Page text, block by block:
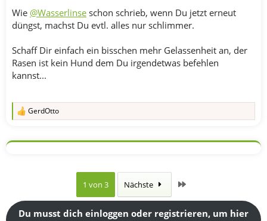
Wie @Wasserlinse schon schrieb, wenn Du jetzt erneut
düngst, machst Du evtl. alles nur schlimmer.
Schaff Dir einfach ein bisschen mehr Gelassenheit an, der
Rasen ist kein Hund dem Du irgendetwas befehlen
kannst...
R
k
n
GerdOtto
1 von 3 Nächste
Du musst dich einloggen oder registrieren, um hier